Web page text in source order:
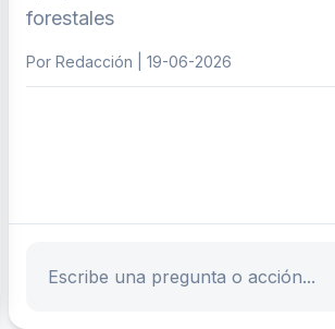
forestales
Por Redacción | 19-06-2026
Escribe tu pregunta